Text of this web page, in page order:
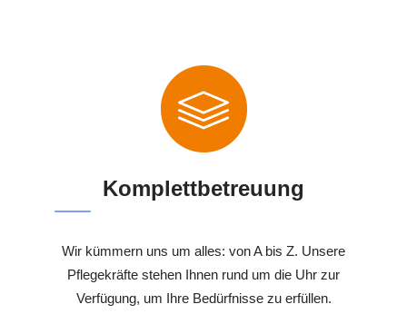
Komplettbetreuung
Wir kümmern uns um alles: von A bis Z. Unsere
Pflegekräfte stehen Ihnen rund um die Uhr zur
Verfügung, um Ihre Bedürfnisse zu erfüllen.